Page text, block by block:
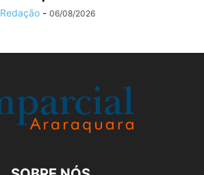
Redação - 06/08/2026